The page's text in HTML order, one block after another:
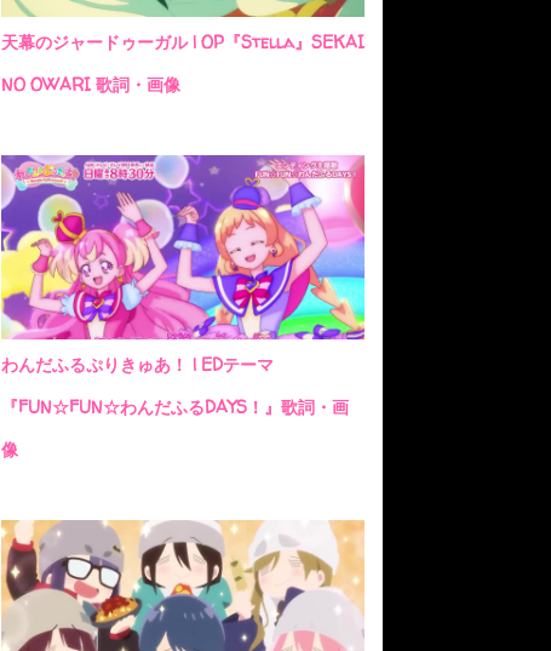
天幕のジャードゥーガル | OP『Stella』SEKAI
NO OWARI 歌詞・画像
わんだふるぷりきゅあ！ | EDテーマ
『FUN☆FUN☆わんだふるDAYS！』歌詞・画
像